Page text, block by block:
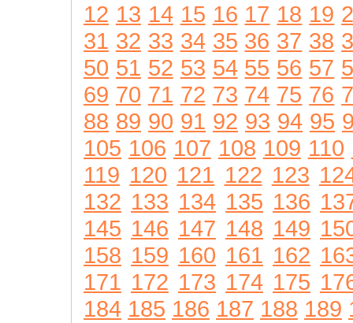
12 13 14 15 16 17 18 19
31 32 33 34 35 36 37 38
50 51 52 53 54 55 56 57
69 70 71 72 73 74 75 76
88 89 90 91 92 93 94 95
105 106 107 108 109 110
119 120 121 122 123
132 133 134 135 136
145 146 147 148 149
158 159 160 161 162
171 172 173 174 175
184 185 186 187 188 189